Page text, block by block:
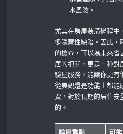
水風險。
尤其在房屋裝潢過程中
多隱藏性缺陷。因此，
的檢查，可以為未來省
居的把關，更是一種對
驗屋服務，能讓你更有
從美觀還是功能上都能
資，對於長期的居住安
的。
驗屋重點 可